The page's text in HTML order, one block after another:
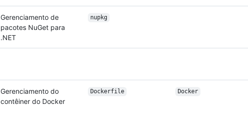
Gerenciamento de
pacotes NuGet para
.NET
nupkg
Gerenciamento do
contêiner do Docker
Dockerfile Docker